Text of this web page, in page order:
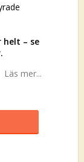
helt – se
Läs mer...